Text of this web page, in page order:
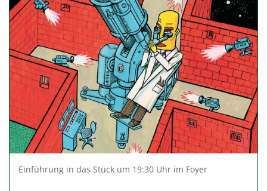
Einführung in das Stück um 19:30 Uhr im Foyer